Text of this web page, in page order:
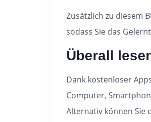
Zusätzlich zu diesem
sodass Sie das
Überall
Dank kostenloser
Computer,
Alternativ können Sie